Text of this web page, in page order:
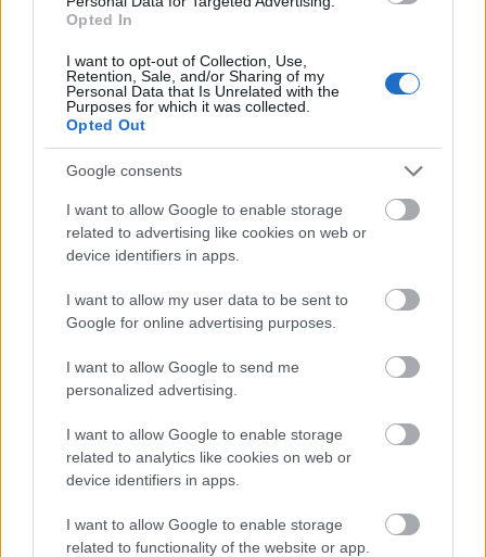
Opted In
I want to opt-out of Collection, Use,
Retention, Sale, and/or Sharing of my
Personal Data that Is Unrelated with the
Purposes for which it was collected.
Opted Out
Google consents
I want to allow Google to enable storage
related to advertising like cookies on web or
device identifiers in apps.
I want to allow my user data to be sent to
Google for online advertising purposes.
I want to allow Google to send me
personalized advertising.
I want to allow Google to enable storage
related to analytics like cookies on web or
device identifiers in apps.
I want to allow Google to enable storage
related to functionality of the website or app.